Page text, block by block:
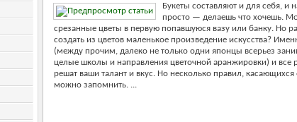
Букеты составляют и для себя, и
просто — делаешь что хочешь.
срезанные цветы в первую попавшуюся вазу или банку. Но
создать из цветов маленькое произведение искусства?
(между прочим, далеко не только одни японцы всерьез
целые школы и направления цветочной аранжировки) и все
решат ваши талант и вкус. Но несколько правил, касающихся
можно запомнить. ...